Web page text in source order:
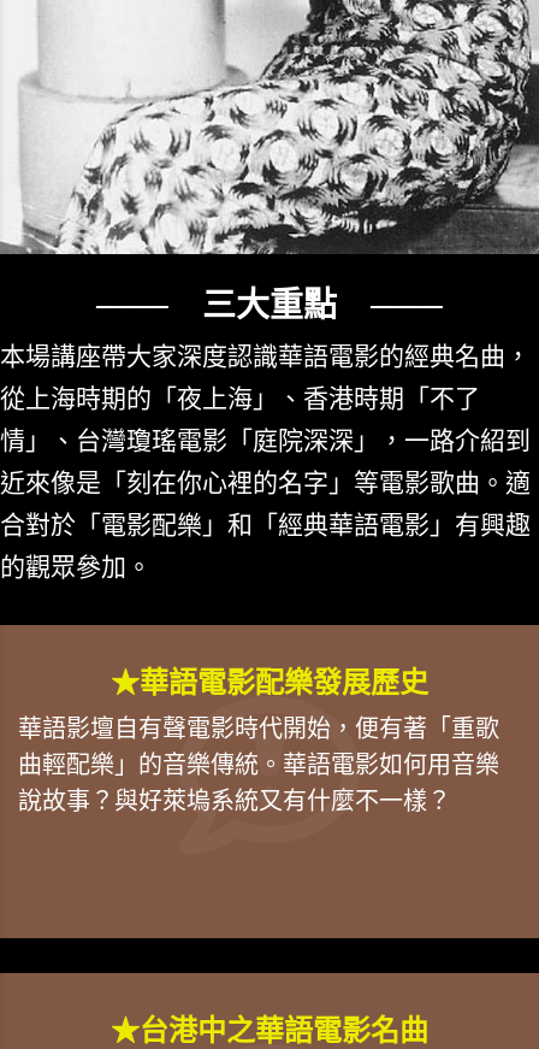
─── 三大重點 ───
本場講座帶大家深度認識華語電影的經典名曲，
從上海時期的「夜上海」、香港時期「不了
情」、台灣瓊瑤電影「庭院深深」，一路介紹到
近來像是「刻在你心裡的名字」等電影歌曲。適
合對於「電影配樂」和「經典華語電影」有興趣
的觀眾參加。
★華語電影配樂發展歷史
華語影壇自有聲電影時代開始，便有著「重歌
曲輕配樂」的音樂傳統。華語電影如何用音樂
說故事？與好萊塢系統又有什麼不一樣？
★台港中之華語電影名曲